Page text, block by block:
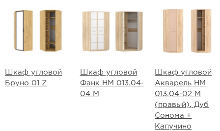
Шкаф угловой
Бруно 01 Z
Шкаф угловой
Фанк НМ 013.04-
04 М
Шкаф угловой
Акварель НМ
013.04-02 М
(правый), Дуб
Сонома +
Капучино